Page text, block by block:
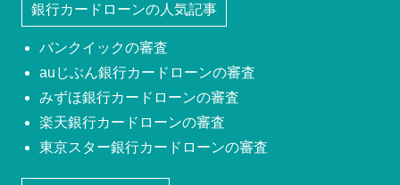
銀行カードローンの人気記事
バンクイックの審査
auじぶん銀行カードローンの審査
みずほ銀行カードローンの審査
楽天銀行カードローンの審査
東京スター銀行カードローンの審査